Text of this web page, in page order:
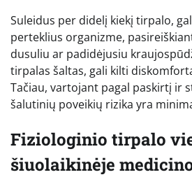
Suleidus per didelį kiekį tirpalo,
perteklius organizme,
dusuliu ar padidėjusiu
tirpalas šaltas, gali kilti
Tačiau, vartojant pagal paskirtį ir
šalutinių poveikių rizika yra
Fiziologinio tirpalo
šiuolaikinėje